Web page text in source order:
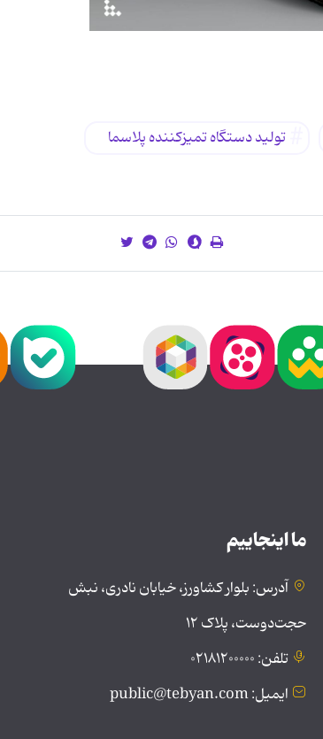
تولید دستگاه تمیزکننده پلاسما
ما اینجاییم
آدرس: بلوار کشاورز، خیابان نادری، نبش
حجت‌دوست، پلاک ۱۲
تلفن: ۰۲۱۸۱۲۰۰۰۰۰
ایمیل: public@tebyan.com